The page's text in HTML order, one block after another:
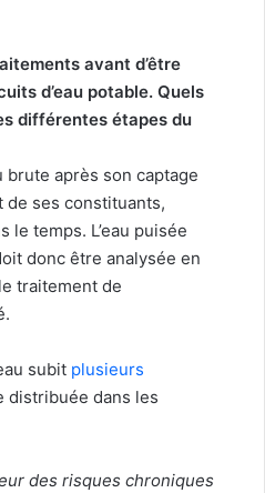
avant d’être
d’eau potable. Quels
différentes étapes du
brute après son captage
de ses constituants,
temps. L’eau puisée
donc être analysée en
traitement de
subit plusieurs
distribuée dans les
des risques chroniques